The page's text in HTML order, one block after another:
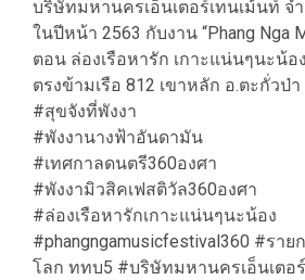
บริษัทมหานครเอ็นเตอร์เทนเม้นท์
ในปีหน้า 2563 กับงาน “Phang Nga
ตอน ล่องเรือหารัก เกาะแน่นๆนะน้
ตรงข้ามเรือ 812 เขาหลัก อ.ตะกั่วป่า
#สุขจังที่พังงา
#พังงานางฟ้าอันดามัน
#เทศกาลดนตรี360องศา
#พังงามิวสิคเฟสติวัล360องศา
#ล่องเรือหารักเกาะแน่นๆนะน้อง
#phangngamusicfestival360 #ราย
โลก ททบ5 #บริษัทมหานครเอ็นเตอ